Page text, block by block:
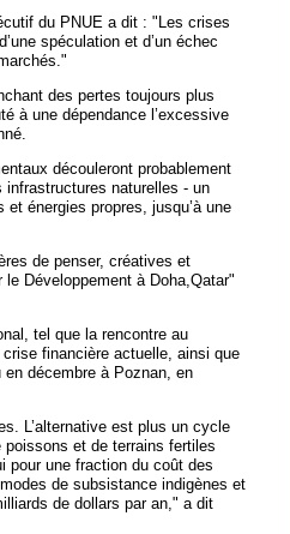
du PNUE a dit : "Les crises
spéculation et d’un échec
des pertes toujours plus
à une dépendance l’excessive
découleront probablement
naturelles - un
énergies propres, jusqu’à une
de penser, créatives et
Développement à Doha,Qatar"
tel que la rencontre au
financière actuelle, ainsi que
en décembre à Poznan, en
L’alternative est plus un cycle
et de terrains fertiles
pour une fraction du coût des
de subsistance indigènes et
de dollars par an," a dit